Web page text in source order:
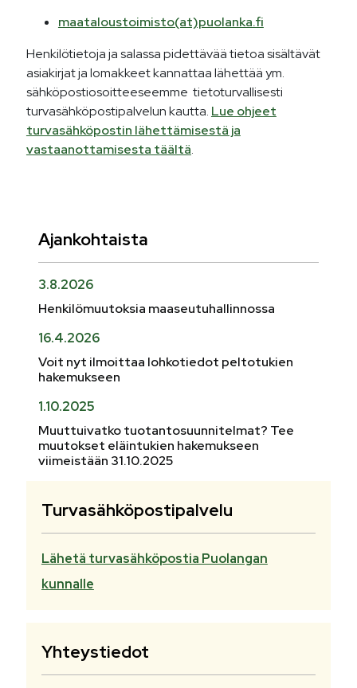
maataloustoimisto(at)puolanka.fi
Henkilötietoja ja salassa pidettävää tietoa sisältävät
asiakirjat ja lomakkeet kannattaa lähettää ym.
sähköpostiosoitteeseemme tietoturvallisesti
turvasähköpostipalvelun kautta. Lue ohjeet
turvasähköpostin lähettämisestä ja
vastaanottamisesta täältä.
Ajankohtaista
3.8.2026
Henkilömuutoksia maaseutuhallinnossa
16.4.2026
Voit nyt ilmoittaa lohkotiedot peltotukien
hakemukseen
1.10.2025
Muuttuivatko tuotantosuunnitelmat? Tee
muutokset eläintukien hakemukseen
viimeistään 31.10.2025
Turvasähköpostipalvelu
Lähetä turvasähköpostia Puolangan
kunnalle
Yhteystiedot